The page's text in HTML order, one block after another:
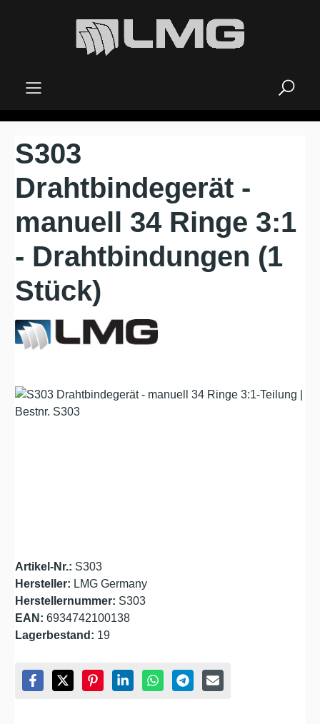
S303
Drahtbindegerät -
manuell 34 Ringe 3:1
- Drahtbindungen (1
Stück)
Bildergalerie überspringen
Artikel-Nr.: S303
Hersteller: LMG Germany
Herstellernummer: S303
EAN: 6934742100138
Lagerbestand: 19